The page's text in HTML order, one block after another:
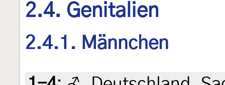
2.4. Genitalien
2.4.1. Männchen